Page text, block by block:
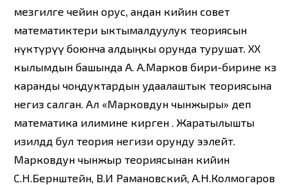
мезгилге чейин орус, андан кийин совет
математиктери ыктымалдуулук теориясын
өнүктүрүү боюнча алдыңкы орунда турушат. XX
кылымдын башында А. А.Марков бири-бирине көз
каранды чоңдуктардын удаалаштык теориясына
негиз салган. Ал «Марковдун чынжыры» деп
математика илимине кирген . Жаратылышты
изилдөөдө бул теория негизи орунду ээлейт.
Марковдун чынжыр теориясынан кийин
С.Н.Бернштейн, В.И Рамановский, А.Н.Колмогаров